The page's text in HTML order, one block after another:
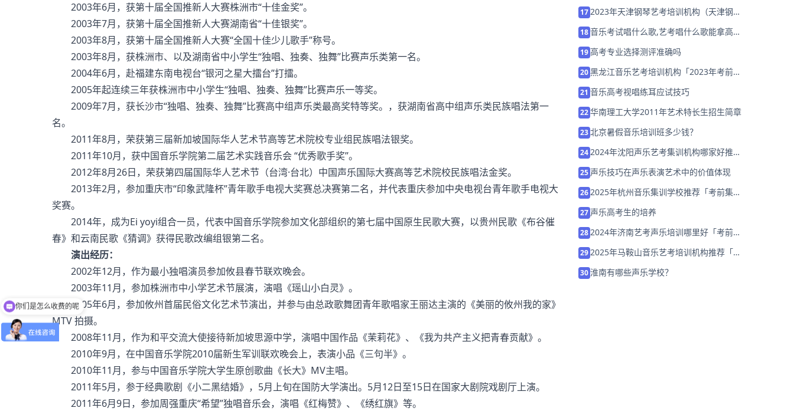
2003年6月，获第十届全国推新人大赛株洲市“十佳金奖”。
2003年7月，获第十届全国推新人大赛湖南省“十佳银奖”。
2003年8月，获第十届全国推新人大赛“全国十佳少儿歌手”称号。
2003年8月，获株洲市、以及湖南省中小学生“独唱、独奏、独舞”比赛声乐类第一名。
2004年6月，赴福建东南电视台“银河之星大擂台”打擂。
2005年起连续三年获株洲市中小学生“独唱、独奏、独舞”比赛声乐一等奖。
2009年7月，获长沙市“独唱、独奏、独舞”比赛高中组声乐类最高奖特等奖。，获湖南省高中组声乐类民族唱法第一
名。
2011年8月，荣获第三届新加坡国际华人艺术节高等艺术院校专业组民族唱法银奖。
2011年10月，获中国音乐学院第二届艺术实践音乐会 “优秀歌手奖”。
2012年8月26日，荣获第四届国际华人艺术节（台湾·台北）中国声乐国际大赛高等艺术院校民族唱法金奖。
2013年2月，参加重庆市“印象武隆杯”青年歌手电视大奖赛总决赛第二名，并代表重庆参加中央电视台青年歌手电视大
奖赛。
2014年，成为Ei yoyi组合一员，代表中国音乐学院参加文化部组织的第七届中国原生民歌大赛，以贵州民歌《布谷催
春》和云南民歌《猜调》获得民歌改编组银第二名。
演出经历：
2002年12月，作为最小独唱演员参加攸县春节联欢晚会。
2003年11月，参加株洲市中小学艺术节展演，演唱《瑶山小白灵》。
2005年6月，参加攸州首届民俗文化艺术节演出，并参与由总政歌舞团青年歌唱家王丽达主演的《美丽的攸州我的家》
MTV 拍摄。
2008年11月，作为和平交流大使接待新加坡思源中学，演唱中国作品《茉莉花》、《我为共产主义把青春贡献》。
2010年9月，在中国音乐学院2010届新生军训联欢晚会上，表演小品《三句半》。
2010年11月，参与中国音乐学院大学生原创歌曲《长大》MV主唱。
2011年5月，参于经典歌剧《小二黑结婚》，5月上旬在国防大学演出。5月12日至15日在国家大剧院戏剧厅上演。
2011年6月9日，参加周强重庆“希望”独唱音乐会，演唱《红梅赞》、《绣红旗》等。
172023年天津钢琴艺考培训机构（天津钢琴
18音乐考试唱什么歌,艺考唱什么歌能拿高
19高考专业选择测评准确吗
20黑龙江音乐艺考培训机构「2023年考前集
21 音乐高考视唱练耳应试技巧
22华南理工大学2011年艺术特长生招生简章
23北京暑假音乐培训班多少钱？
242024年沈阳声乐艺考集训机构哪家好推荐
25 声乐技巧在声乐表演艺术中的价值体现
262025年杭州音乐集训学校推荐「考前集训
27 声乐高考生的培养
282024年济南艺考声乐培训哪里好「考前集
292025年马鞍山音乐艺考培训机构推荐「考
30淮南有哪些声乐学校？
你们是怎么收费的呢